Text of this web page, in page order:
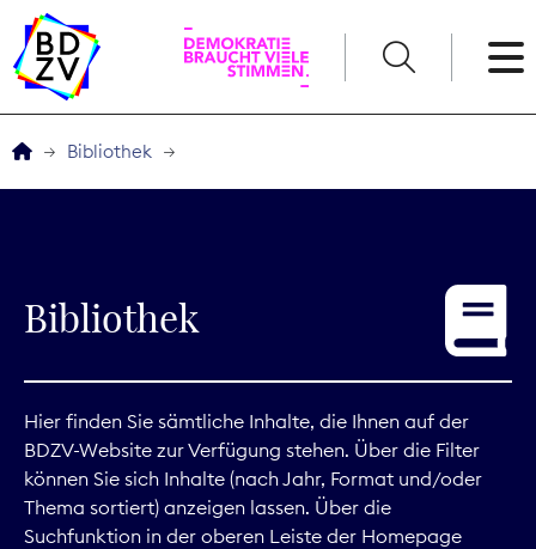
Service
Digitales
Kommunikation
Bibliothek
Bibliothek
Hier finden Sie sämtliche Inhalte, die Ihnen auf der
BDZV-Website zur Verfügung stehen. Über die Filter
können Sie sich Inhalte (nach Jahr, Format und/oder
Thema sortiert) anzeigen lassen. Über die
Suchfunktion in der oberen Leiste der Homepage